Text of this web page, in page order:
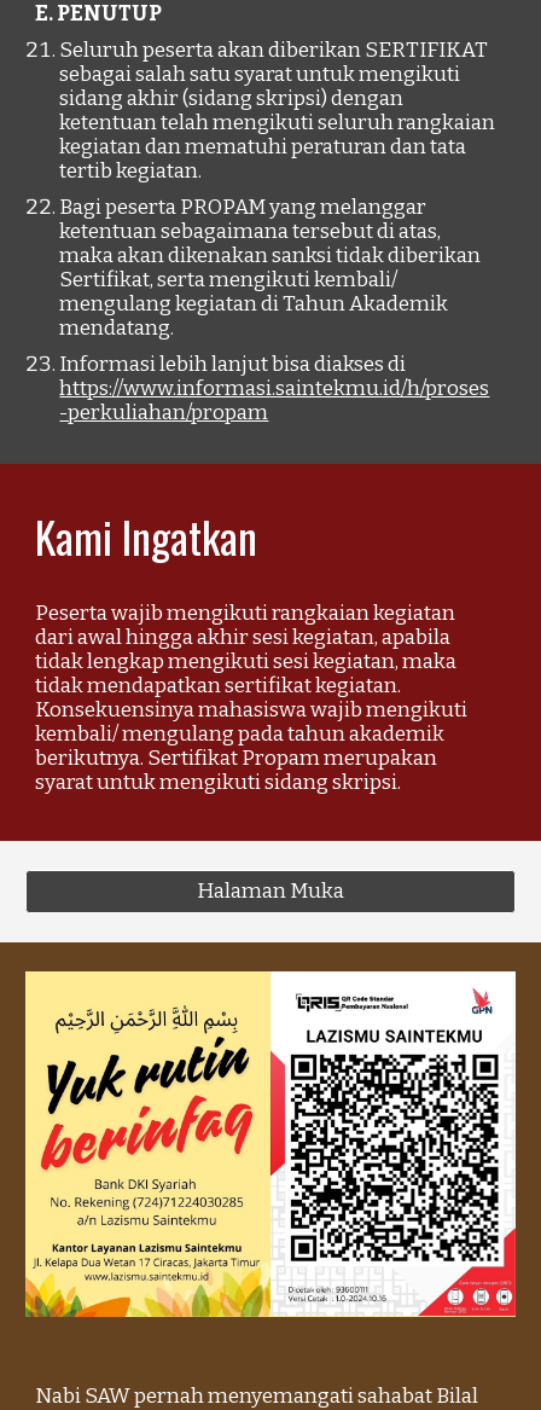
E. PENUTUP
Seluruh peserta akan diberikanSERTIFIKAT
sebagai salah satu syarat untuk mengikuti
sidang akhir (sidang skripsi) dengan
ketentuan telah mengikuti seluruh rangkaian
kegiatan dan mematuhi peraturan dan tata
tertib kegiatan.
Bagi peserta PROPAM yang melanggar
ketentuan sebagaimana tersebut di atas,
maka akan dikenakan sanksi tidak diberikan
Sertifikat, serta mengikuti kembali/
mengulang kegiatan di Tahun Akademik
mendatang.
Informasi lebih lanjut bisa diakses di
https://www.informasi.saintekmu.id/h/proses
-perkuliahan/propam
Kami Ingatkan
Peserta wajib mengikuti rangkaian kegiatan
dari awal hingga akhir sesi kegiatan, apabila
tidak lengkap mengikuti sesi kegiatan, maka
tidak mendapatkan sertifikat kegiatan.
Konsekuensinya mahasiswa wajib mengikuti
kembali/ mengulang pada tahun akademik
berikutnya. Sertifikat Propam merupakan
syarat untuk mengikuti sidang skripsi.
Halaman Muka
Nabi SAW pernah menyemangati sahabat Bilal